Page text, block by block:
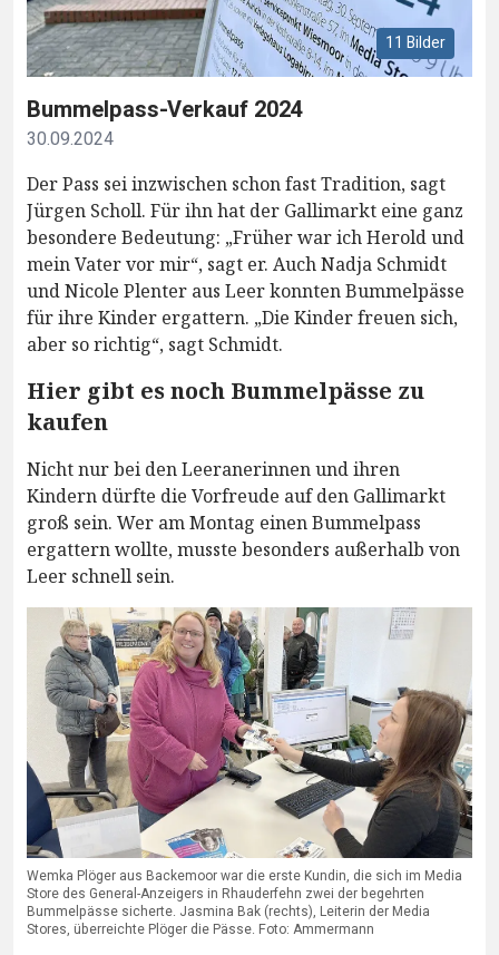
11 Bilder
Bummelpass-Verkauf 2024
30.09.2024
Der Pass sei inzwischen schon fast Tradition, sagt
Jürgen Scholl. Für ihn hat der Gallimarkt eine ganz
besondere Bedeutung: „Früher war ich Herold und
mein Vater vor mir“, sagt er. Auch Nadja Schmidt
und Nicole Plenter aus Leer konnten Bummelpässe
für ihre Kinder ergattern. „Die Kinder freuen sich,
aber so richtig“, sagt Schmidt.
Hier gibt es noch Bummelpässe zu
kaufen
Nicht nur bei den Leeranerinnen und ihren
Kindern dürfte die Vorfreude auf den Gallimarkt
groß sein. Wer am Montag einen Bummelpass
ergattern wollte, musste besonders außerhalb von
Leer schnell sein.
Wemka Plöger aus Backemoor war die erste Kundin, die sich im Media
Store des General-Anzeigers in Rhauderfehn zwei der begehrten
Bummelpässe sicherte. Jasmina Bak (rechts), Leiterin der Media
Stores, überreichte Plöger die Pässe. Foto: Ammermann